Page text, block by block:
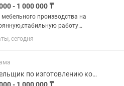
- 1 000 000 ₸
мебельного производства на
работу
мебельщики Требования:
работать в команде , Работа от
станках (все станки...
сегодня
Мебельщик по изготовлению корпусной мебели